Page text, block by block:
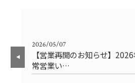
2026/05/07
【営業再開のお知らせ】
常営業い…